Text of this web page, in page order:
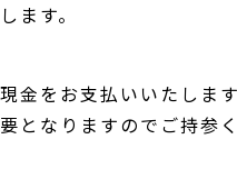
ます。
をお支払いいたしま
となりますのでご持参く